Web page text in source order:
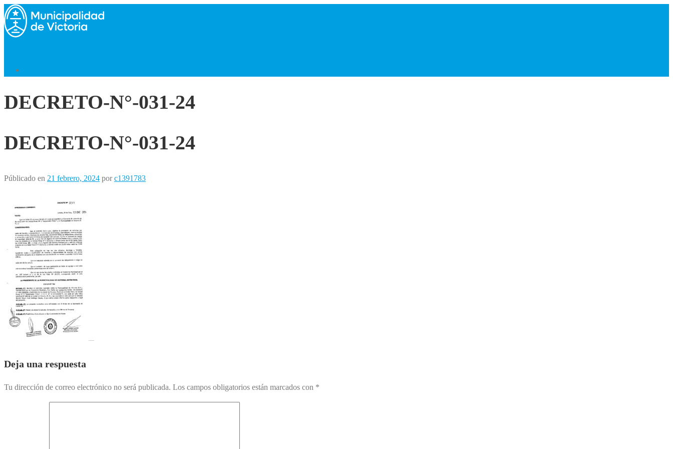
Saltar
al
contenido
DECRETO-N°-031-24
DECRETO-N°-031-24
Públicado en 21 febrero, 2024 porc1391783
Deja una respuesta
Tu dirección de correo electrónico no será publicada. Los campos obligatorios están marcados con *